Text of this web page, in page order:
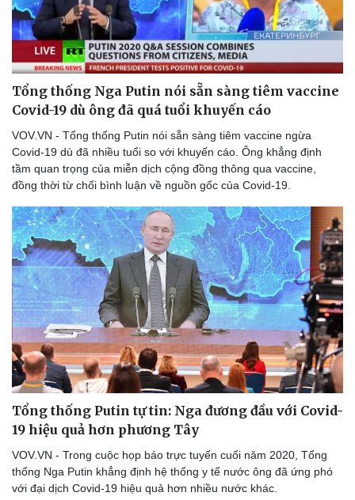
Tổng thống Nga Putin nói sẵn sàng tiêm vaccine
Covid-19 dù ông đã quá tuổi khuyến cáo
VOV.VN - Tổng thống Putin nói sẵn sàng tiêm vaccine ngừa
Covid-19 dù đã nhiều tuổi so với khuyến cáo. Ông khẳng định
tầm quan trọng của miễn dịch cộng đồng thông qua vaccine,
đồng thời từ chối bình luận về nguồn gốc của Covid-19.
Tổng thống Putin tự tin: Nga đương đầu với Covid-
19 hiệu quả hơn phương Tây
VOV.VN - Trong cuộc họp báo trực tuyến cuối năm 2020, Tổng
thống Nga Putin khẳng định hệ thống y tế nước ông đã ứng phó
với đại dịch Covid-19 hiệu quả hơn nhiều nước khác.